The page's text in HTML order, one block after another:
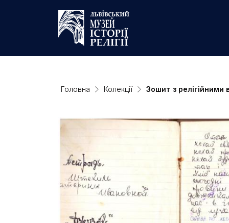
Головна Колекції Зошит з